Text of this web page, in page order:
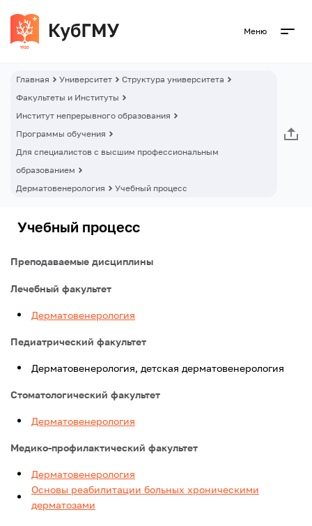
Меню
Главная Университет
Структура университета
Факультеты и Институты
Институт непрерывного образования
Программы обучения
Для специалистов с высшим профессиональным
образованием
Дерматовенерология
Учебный процесс
Учебный процесс
Преподаваемые дисциплины
Лечебный факультет
Дерматовенерология
Педиатрический факультет
Дерматовенерология, детская дерматовенерология
Стоматологический факультет
Дерматовенерология
Медико-профилактический факультет
Дерматовенерология
Основы реабилитации больных хроническими
дерматозами